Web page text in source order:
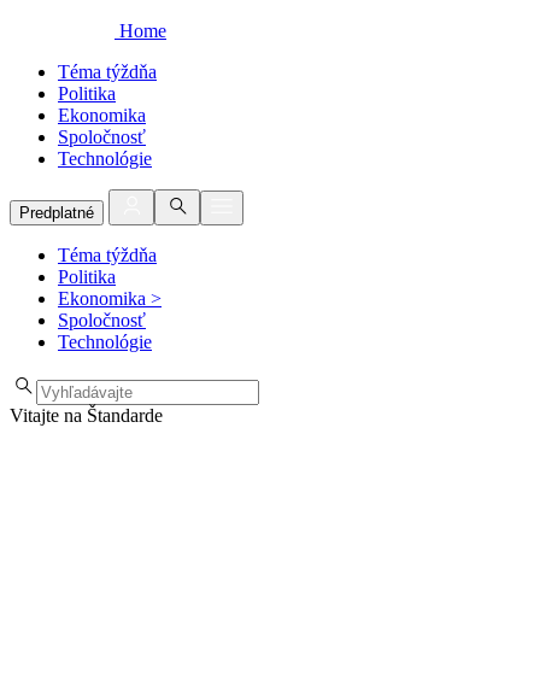
Home
Téma týždňa
Politika
Ekonomika
Spoločnosť
Technológie
Predplatné
Téma týždňa
Politika
Ekonomika >
Spoločnosť
Technológie
Vitajte na Štandarde